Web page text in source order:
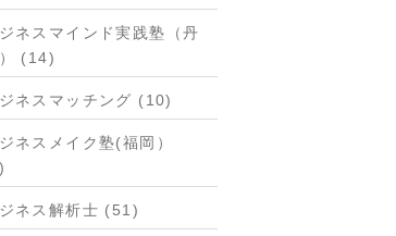
ネスマインド実践塾（丹
(14)
ネスマッチング (10)
ネスメイク塾(福岡）
ネス解析士 (51)